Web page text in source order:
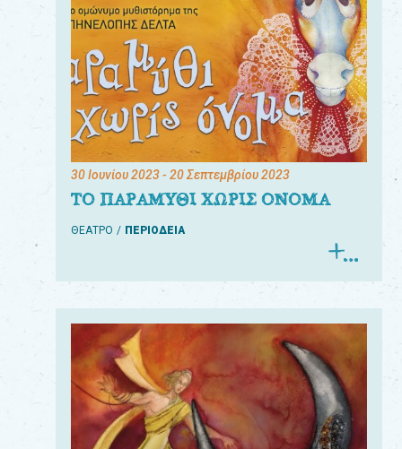
30 Ιουνίου 2023- 20 Σεπτεμβρίου 2023
ΤΟ ΠΑΡΑΜΥΘΙ ΧΩΡΙΣ ΟΝΟΜΑ
ΘΕΑΤΡΟ ΠΕΡΙΟΔΕΙΑ